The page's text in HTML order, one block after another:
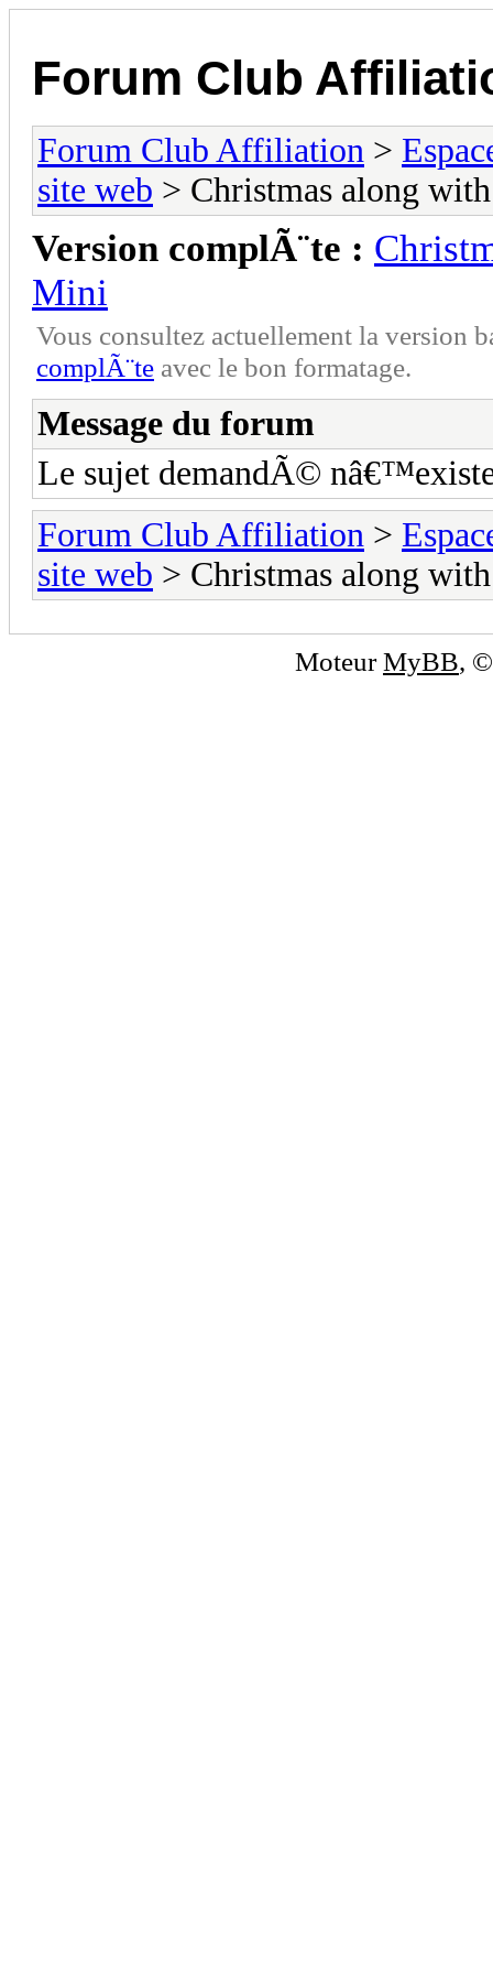
Forum Club
Forum Club Affiliation >
site web > Christmas along
Version complÃ¨te :
Mini
Vous consultez actuellement la
complÃ¨te avec le bon formatage.
Message du forum
Le sujet demandÃ©
Forum Club Affiliation >
site web > Christmas along
MoteurMyBB,